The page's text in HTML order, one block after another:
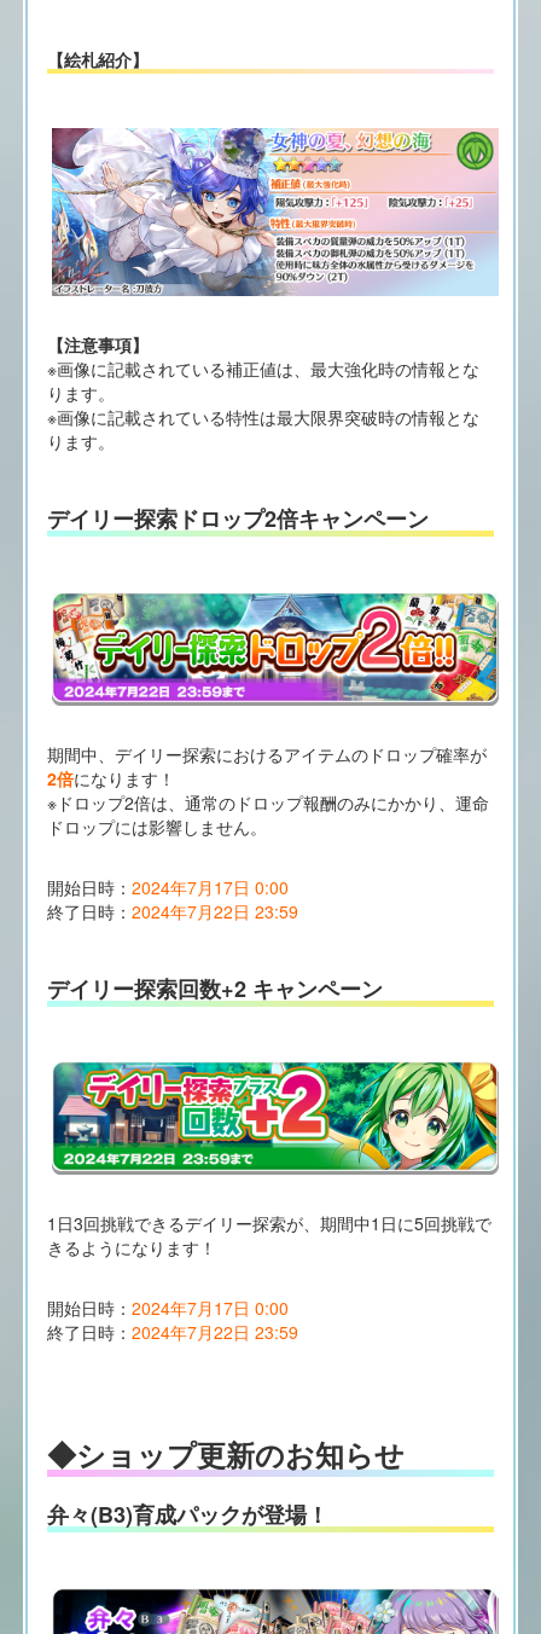
【絵札紹介】
【注意事項】
※画像に記載されている補正値は、最大強化時の情報とな
ります。
※画像に記載されている特性は最大限界突破時の情報とな
ります。
デイリー探索ドロップ2倍キャンペーン
期間中、デイリー探索におけるアイテムのドロップ確率が
2倍になります！
※ドロップ2倍は、通常のドロップ報酬のみにかかり、運命
ドロップには影響しません。
開始日時： 2024年7月17日 0:00
終了日時： 2024年7月22日 23:59
デイリー探索回数+2 キャンペーン
1日3回挑戦できるデイリー探索が、期間中1日に5回挑戦で
きるようになります！
開始日時： 2024年7月17日 0:00
終了日時： 2024年7月22日 23:59
◆ショップ更新のお知らせ
弁々(B3)育成パックが登場！